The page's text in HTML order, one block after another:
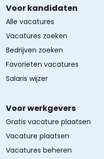
Voor kandidaten
Alle vacatures
Vacatures zoeken
Bedrijven zoeken
Favorieten vacatures
Salaris wijzer
Voor werkgevers
Gratis vacature plaatsen
Vacature plaatsen
Vacatures beheren